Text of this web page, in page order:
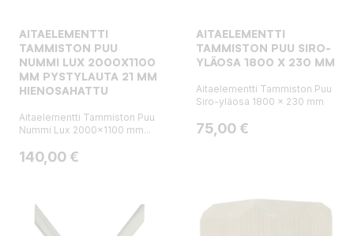
AITAELEMENTTI
TAMMISTON PUU
NUMMI LUX 2000X1100
MM PYSTYLAUTA 21 MM
HIENOSAHATTU
Aitaelementti Tammiston Puu
Nummi Lux 2000x1100 mm...
Hinta
140,00 €
AITAELEMENTTI
TAMMISTON PUU SIRO-
YLÄOSA 1800 X 230 MM
Aitaelementti Tammiston Puu
Siro-yläosa 1800 x 230 mm
Hinta
75,00 €